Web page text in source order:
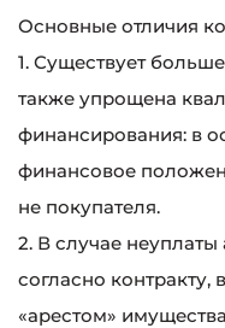
Основные отличия
1. Существует
также упрощена
финансирования: в
финансовое
не покупателя.
2. В случае
согласно
«арестом»